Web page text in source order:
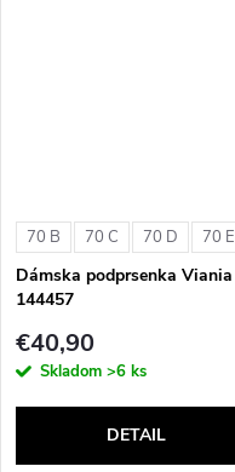
70 B 70 C 70 D 70 E
Dámska podprsenka Viania
144457
€40,90
Skladom >6 ks
DETAIL